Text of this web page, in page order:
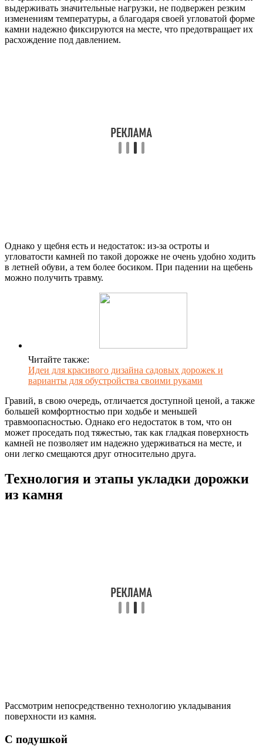
выдерживать значительные нагрузки, не подвержен резким
изменениям температуры, а благодаря своей угловатой форме
камни надежно фиксируются на месте, что предотвращает их
расхождение под давлением.
Однако у щебня есть и недостаток: из-за остроты и
угловатости камней по такой дорожке не очень удобно ходить
в летней обуви, а тем более босиком. При падении на щебень
можно получить травму.
Читайте также:
Идеи для красивого дизайна садовых дорожек и
варианты для обустройства своими руками
Гравий, в свою очередь, отличается доступной ценой, а также
большей комфортностью при ходьбе и меньшей
травмоопасностью. Однако его недостаток в том, что он
может проседать под тяжестью, так как гладкая поверхность
камней не позволяет им надежно удерживаться на месте, и
они легко смещаются друг относительно друга.
Технология и этапы укладки дорожки
из камня
Рассмотрим непосредственно технологию укладывания
поверхности из камня.
С подушкой